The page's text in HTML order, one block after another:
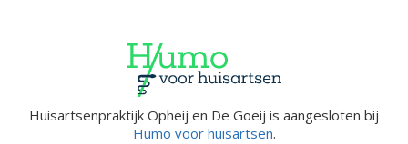
Huisartsenpraktijk Opheij en De Goeij is aangesloten bij
Humo voor huisartsen.